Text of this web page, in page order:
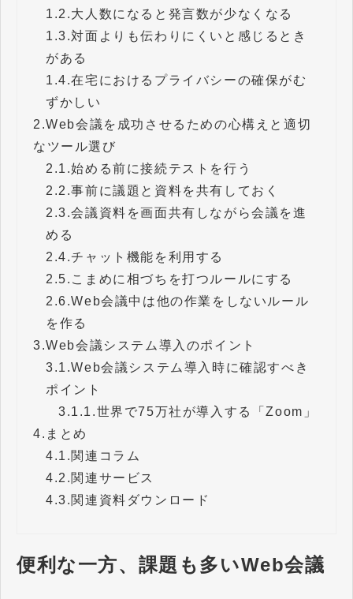
1.2.大人数になると発言数が少なくなる
1.3.対面よりも伝わりにくいと感じるとき
がある
1.4.在宅におけるプライバシーの確保がむ
ずかしい
2.Web会議を成功させるための心構えと適切
なツール選び
2.1.始める前に接続テストを行う
2.2.事前に議題と資料を共有しておく
2.3.会議資料を画面共有しながら会議を進
める
2.4.チャット機能を利用する
2.5. こまめに相づちを打つルールにする
2.6.Web会議中は他の作業をしないルール
を作る
3.Web会議システム導入のポイント
3.1.Web会議システム導入時に確認すべき
ポイント
3.1.1.世界で75万社が導入する「Zoom」
4. まとめ
4.1.関連コラム
4.2.関連サービス
4.3.関連資料ダウンロード
便利な一方、課題も多いWeb会議